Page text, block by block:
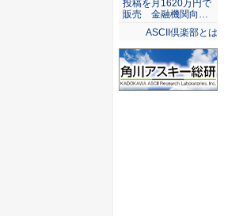
投稿を月1620万円で
販売 金融機関向…
ASCII倶楽部とは